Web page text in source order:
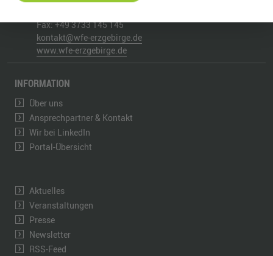
Fax:+49 3733 145 145
kontakt@wfe-erzgebirge.de
www.wfe-erzgebirge.de
INFORMATION
Über uns
Ansprechpartner & Kontakt
Wir bei LinkedIn
Portal-Übersicht
Aktuelles
Veranstaltungen
Presse
Newsletter
RSS-Feed